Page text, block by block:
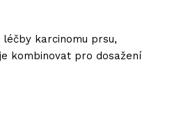
karcinomu prsu,
kombinovat pro dosažení